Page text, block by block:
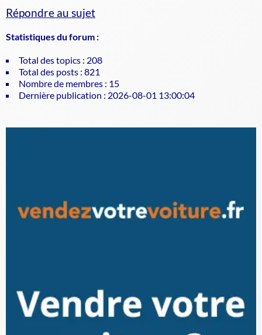
Répondre au sujet
Statistiques du forum :
Total des topics : 208
Total des posts : 821
Nombre de membres : 15
Dernière publication : 2026-08-01 13:00:04